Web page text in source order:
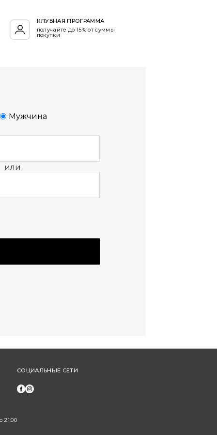
КЛУБНАЯ ПРОГРАММА
получайте до 15% от суммы
покупки
Мужчина
или
21:00
СОЦИАЛЬНЫЕ СЕТИ